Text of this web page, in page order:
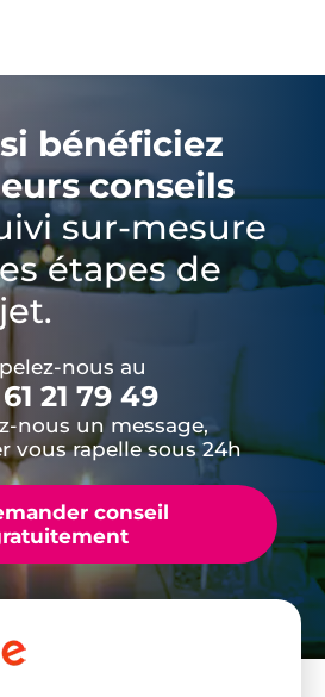
bénéficiez
conseils
sur-mesure
étapes de
nous au
21 79 49
nous un message,
vous rapelle sous 24h
conseil